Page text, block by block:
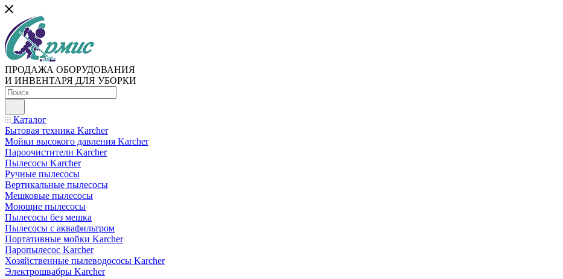
ПРОДАЖА ОБОРУДОВАНИЯ
И ИНВЕНТАРЯ ДЛЯ УБОРКИ
Каталог
Бытовая техника Karcher
Мойки высокого давления Karcher
Пароочистители Karcher
Пылесосы Karcher
Ручные пылесосы
Вертикальные пылесосы
Мешковые пылесосы
Моющие пылесосы
Пылесосы без мешка
Пылесосы с аквафильтром
Портативные мойки Karcher
Паропылесос Karcher
Хозяйственные пылеводососы Karcher
Электрошвабры Karcher